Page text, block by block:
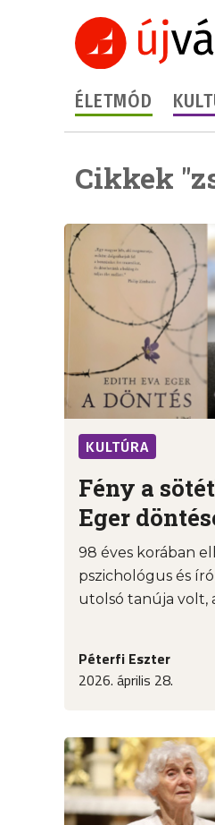
ÉLETMÓD
Cikkek
KULTÚRA
Fény a
Eger
98 éves korában
pszichológus és
utolsó tanúja volt,
Péterfi Eszter
2026. április 28.